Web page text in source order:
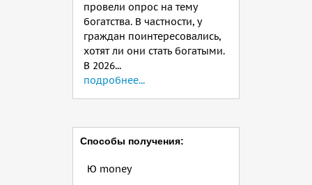
провели опрос на тему
богатства. В частности, у
граждан поинтересовались,
хотят ли они стать богатыми.
В 2026...
подробнее...
Способы получения:
Ю money